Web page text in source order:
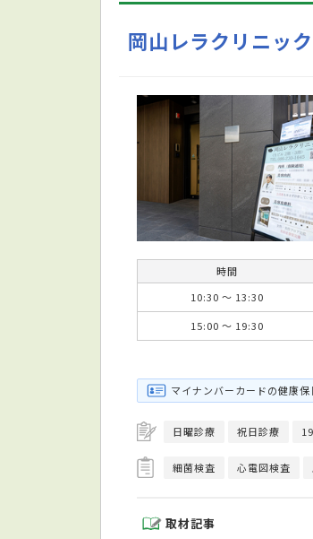
岡山レラクリニック
時間
10:30 ～ 13:30
15:00 ～ 19:30
マイナンバーカードの健康
日曜診療 祝日診療
細菌検査 心電図検査
取材記事